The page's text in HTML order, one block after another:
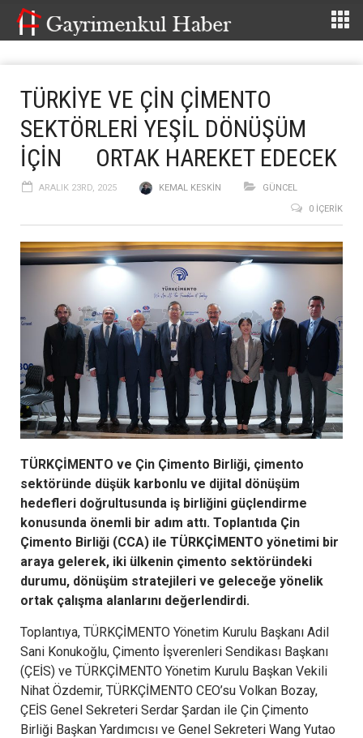
TÜRKİYE VE ÇİN ÇİMENTO
SEKTÖRLERİ YEŞİL DÖNÜŞÜM
İÇİN ORTAK HAREKET EDECEK
ARALIK 23RD, 2025 KEMAL KESKIN
GÜNCEL
0 İÇERIK
TÜRKÇİMENTO ve Çin Çimento Birliği, çimento
sektöründe düşük karbonlu ve dijital dönüşüm
hedefleri doğrultusunda iş birliğini güçlendirme
konusunda önemli bir adım attı. Toplantıda Çin
Çimento Birliği (CCA) ile TÜRKÇİMENTO yönetimi bir
araya gelerek, iki ülkenin çimento sektöründeki
durumu, dönüşüm stratejileri ve geleceğe yönelik
ortak çalışma alanlarını değerlendirdi.
Toplantıya, TÜRKÇİMENTO Yönetim Kurulu Başkanı Adil
Sani Konukoğlu, Çimento İşverenleri Sendikası Başkanı
(ÇEİS) ve TÜRKÇİMENTO Yönetim Kurulu Başkan Vekili
Nihat Özdemir, TÜRKÇİMENTO CEO’su Volkan Bozay,
ÇEİS Genel Sekreteri Serdar Şardan ile Çin Çimento
Birliği Başkan Yardımcısı ve Genel Sekreteri Wang Yutao